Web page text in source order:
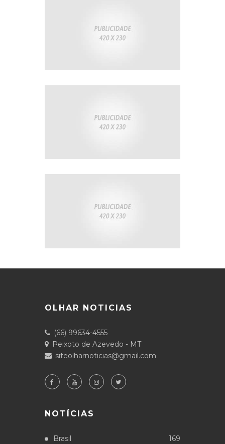
OLHAR NOTICIAS
(66) 99634-4555
Peixoto de Azevedo - MT
siteolharnoticias@gmail.com
NOTÍCIAS
Brasil
169